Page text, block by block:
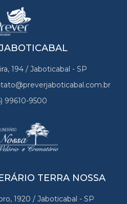
194 / Jaboticabal - SP
99610-9500
TERRA NOSSA
1920 / Jaboticabal - SP